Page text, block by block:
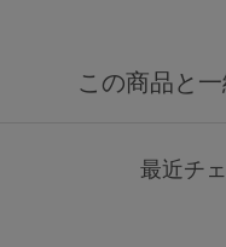
この商品と
最近チ